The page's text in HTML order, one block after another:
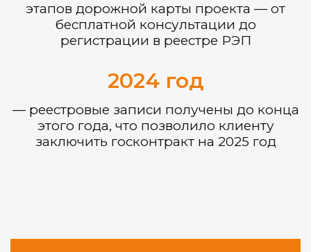
этапов дорожной карты проекта — от
бесплатной консультации до
регистрации в реестре РЭП
2024 год
— реестровые записи получены до конца
этого года, что позволило клиенту
заключить госконтракт на 2025 год